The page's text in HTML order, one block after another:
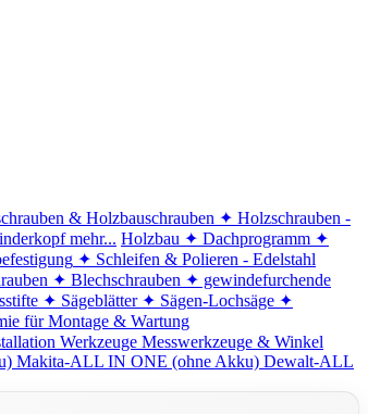
& Holzbauschrauben ✦ Holzschrauben -
mehr... Holzbau ✦ Dachprogramm ✦
✦ Schleifen & Polieren - Edelstahl
✦ Blechschrauben ✦ gewindefurchende
✦ Sägeblätter ✦ Sägen-Lochsäge ✦
für Montage & Wartung
Werkzeuge Messwerkzeuge & Winkel
Makita-ALL IN ONE (ohne Akku) Dewalt-ALL